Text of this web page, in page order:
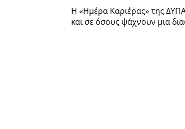
Η «Ημέρα Καριέρας» της
και σε όσους ψάχνουν μια